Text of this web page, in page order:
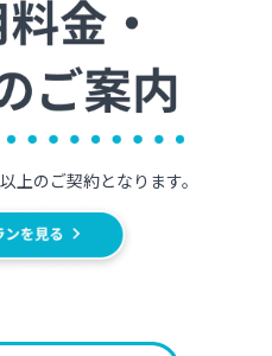
上のご契約となります。